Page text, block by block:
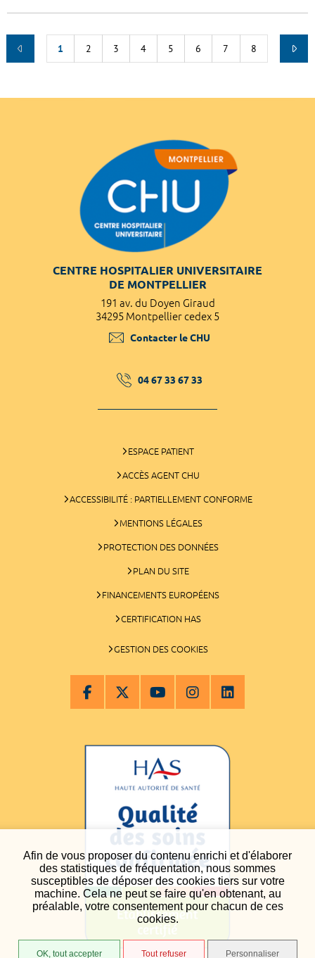
Afin de vous proposer du contenu enrichi et d'élaborer
des statistiques de fréquentation, nous sommes
susceptibles de déposer des cookies tiers sur votre
machine. Cela ne peut se faire qu'en obtenant, au
préalable, votre consentement pour chacun de ces
cookies.
OK, tout accepter Tout refuser Personnaliser
1 2 3 4 5 6 7 8
CENTRE HOSPITALIER UNIVERSITAIRE
DE MONTPELLIER
191 av. du Doyen Giraud
34295 Montpellier cedex 5
Contacter le CHU
04 67 33 67 33
ESPACE PATIENT
ACCÈS AGENT CHU
ACCESSIBILITÉ : PARTIELLEMENT CONFORME
MENTIONS LÉGALES
PROTECTION DES DONNÉES
PLAN DU SITE
FINANCEMENTS EUROPÉENS
CERTIFICATION HAS
GESTION DES COOKIES